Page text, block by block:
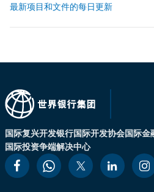
最新项目和文件的每日更新
国际复兴开发银行国际开发协会国际金
国际投资争端解决中心